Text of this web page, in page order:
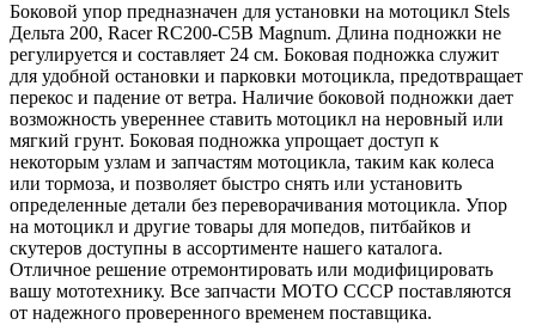
Боковой упор предназначен для установки на мотоцикл Stels
Дельта 200, Racer RC200-C5B Magnum. Длина подножки не
регулируется и составляет 24 см. Боковая подножка служит
для удобной остановки и парковки мотоцикла, предотвращает
перекос и падение от ветра. Наличие боковой подножки дает
возможность увереннее ставить мотоцикл на неровный или
мягкий грунт. Боковая подножка упрощает доступ к
некоторым узлам и запчастям мотоцикла, таким как колеса
или тормоза, и позволяет быстро снять или установить
определенные детали без переворачивания мотоцикла. Упор
на мотоцикл и другие товары для мопедов, питбайков и
скутеров доступны в ассортименте нашего каталога.
Отличное решение отремонтировать или модифицировать
вашу мототехнику. Все запчасти МОТО СССР поставляются
от надежного проверенного временем поставщика.